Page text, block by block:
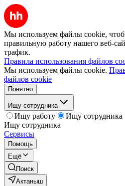
Мы используем файлы cookie,
правильную работу нашего веб-
трафик.
Правила использования файлов
Мы используем файлы cookie.
файлов cookie
Понятно
Ищу сотрудника
Ищу работу
Ищу сотрудника
Ищу сотрудника
Сервисы
Помощь
Ещё
Поиск
Актаныш